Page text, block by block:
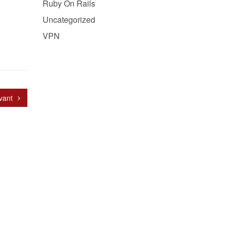
Ruby On Rails
Uncategorized
VPN